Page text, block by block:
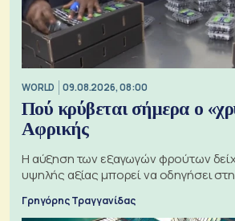
WORLD 09.08.2026, 08:00
Πού κρύβεται σήμερα ο
Αφρικής
Η αύξηση των εξαγωγών φρούτων
υψηλής αξίας μπορεί να οδηγήσει
Γρηγόρης Τραγγανίδας